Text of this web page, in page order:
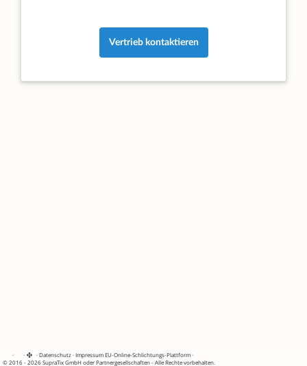
Vertrieb kontaktieren
· · ·Datenschutz·Impressum EU-Online-Schlichtungs-Plattform·
© 2016 - 2026 SupraTix GmbH oder Partnergesellschaften - Alle Rechte vorbehalten.